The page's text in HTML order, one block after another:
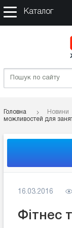
Каталог
Головна Новини
можливостей для
16.03.2016
Фітнес